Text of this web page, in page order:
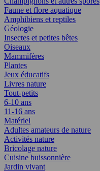
Faune et flore aquatique
Amphibiens et reptiles
Géologie
Insectes et petites bêtes
Oiseaux
Mammifères
Plantes
Jeux éducatifs
Livres nature
Tout-petits
6-10 ans
11-16 ans
Matériel
Adultes amateurs de nature
Activités nature
Bricolage nature
Cuisine buissonnière
Jardin vivant